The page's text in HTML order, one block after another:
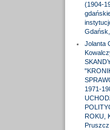
(1904-
Jolanta
1971-
ROKU,
Pruszcz